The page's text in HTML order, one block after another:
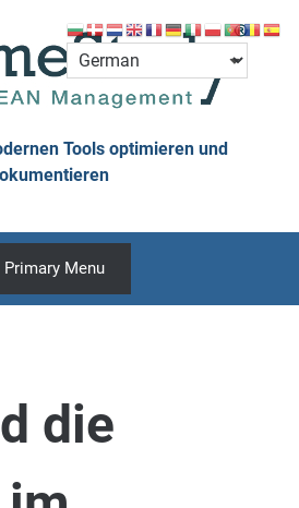
Tools optimieren und
Primary Menu
die